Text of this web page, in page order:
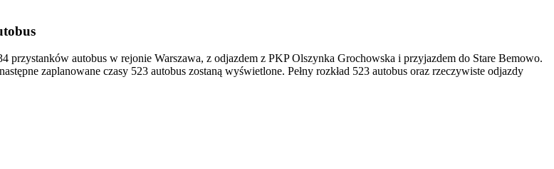
przystanków autobus w rejonie Warszawa, z odjazdem z PKP Olszynka Grochowska i przyjazdem do Stare Bemowo.
zaplanowane czasy 523 autobus zostaną wyświetlone. Pełny rozkład 523 autobus oraz rzeczywiste odjazdy